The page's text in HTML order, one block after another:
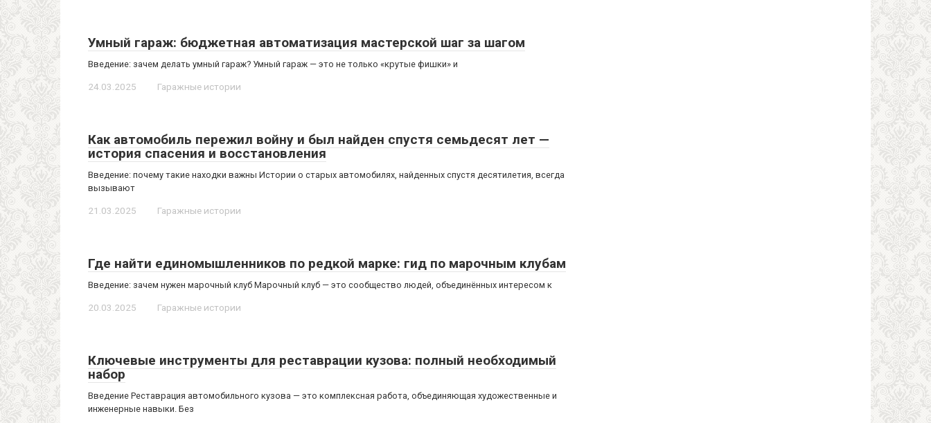
Умный гараж: бюджетная автоматизация мастерской шаг за шагом
Введение: зачем делать умный гараж? Умный гараж — это не только «крутые фишки» и
24.03.2025 Гаражные истории
Как автомобиль пережил войну и был найден спустя семьдесят лет —
история спасения и восстановления
Введение: почему такие находки важны Истории о старых автомобилях, найденных спустя десятилетия, всегда
вызывают
21.03.2025 Гаражные истории
Где найти единомышленников по редкой марке: гид по марочным клубам
Введение: зачем нужен марочный клуб Марочный клуб — это сообщество людей, объединённых интересом к
20.03.2025 Гаражные истории
Ключевые инструменты для реставрации кузова: полный необходимый
набор
Введение Реставрация автомобильного кузова — это комплексная работа, объединяющая художественные и
инженерные навыки. Без